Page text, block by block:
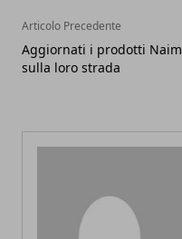
Articolo Precedente
Aggiornati i prodotti Naim
sulla loro strada